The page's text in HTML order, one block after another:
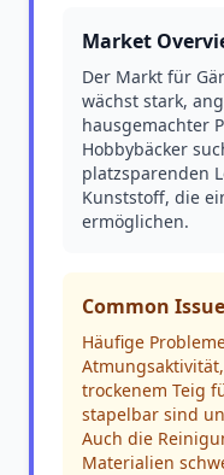
Market
Der Markt für
wächst stark,
hausgemachter
Hobbybäcker
platzsparenden
Kunststoff, die
ermöglichen.
Common
Häufige
trockenem Teig
stapelbar sind
Auch die
Materialien